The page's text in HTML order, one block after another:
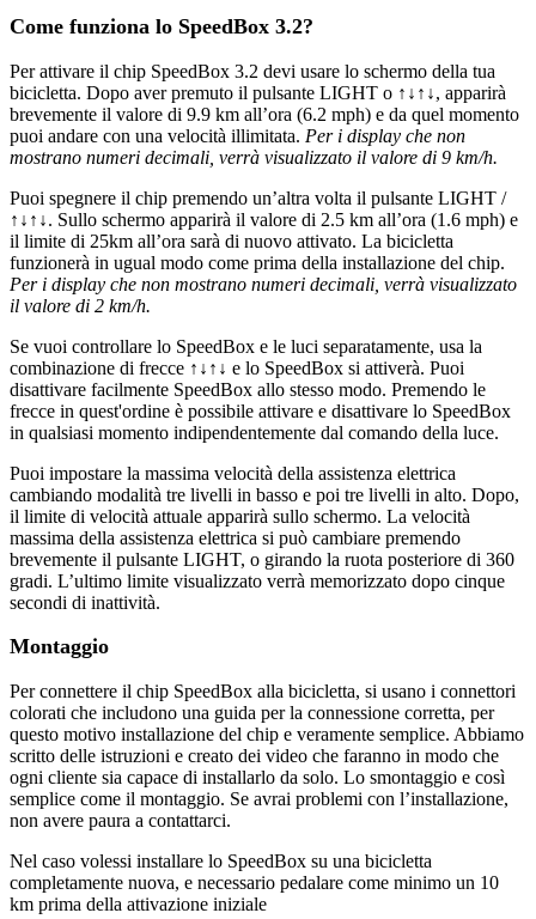
Come funziona lo SpeedBox 3.2?
Per attivare il chip SpeedBox 3.2 devi usare lo schermo della tua
bicicletta. Dopo aver premuto il pulsante LIGHT o ↑↓↑↓, apparirà
brevemente il valore di 9.9 km all’ora (6.2 mph) e da quel momento
puoi andare con una velocità illimitata. Per i display che non
mostrano numeri decimali, verrà visualizzato il valore di 9 km/h.
Puoi spegnere il chip premendo un’altra volta il pulsante LIGHT /
↑↓↑↓. Sullo schermo apparirà il valore di 2.5 km all’ora (1.6 mph) e
il limite di 25km all’ora sarà di nuovo attivato. La bicicletta
funzionerà in ugual modo come prima della installazione del chip.
Per i display che non mostrano numeri decimali, verrà visualizzato
il valore di 2 km/h.
Se vuoi controllare lo SpeedBox e le luci separatamente, usa la
combinazione di frecce ↑↓↑↓ e lo SpeedBox si attiverà. Puoi
disattivare facilmente SpeedBox allo stesso modo. Premendo le
frecce in quest'ordine è possibile attivare e disattivare lo SpeedBox
in qualsiasi momento indipendentemente dal comando della luce.
Puoi impostare la massima velocità della assistenza elettrica
cambiando modalità tre livelli in basso e poi tre livelli in alto. Dopo,
il limite di velocità attuale apparirà sullo schermo. La velocità
massima della assistenza elettrica si può cambiare premendo
brevemente il pulsante LIGHT, o girando la ruota posteriore di 360
gradi. L’ultimo limite visualizzato verrà memorizzato dopo cinque
secondi di inattività.
Montaggio
Per connettere il chip SpeedBox alla bicicletta, si usano i connettori
colorati che includono una guida per la connessione corretta, per
questo motivo installazione del chip e veramente semplice. Abbiamo
scritto delle istruzioni e creato dei video che faranno in modo che
ogni cliente sia capace di installarlo da solo. Lo smontaggio e così
semplice come il montaggio. Se avrai problemi con l’installazione,
non avere paura a contattarci.
Nel caso volessi installare lo SpeedBox su una bicicletta
completamente nuova, e necessario pedalare come minimo un 10
km prima della attivazione iniziale